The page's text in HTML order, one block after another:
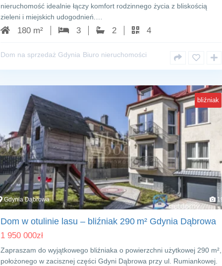
nieruchomość idealnie łączy komfort rodzinnego życia z bliskością
zieleni i miejskich udogodnień.…
180 m² 3 2 4
Dom na sprzedaż Gdynia Biuro nieruchomości
bliźniak
Gdynia Dąbrowa
Dom w otulinie lasu – bliźniak 290 m² Gdynia Dąbrowa
1 950 000zł
Zapraszam do wyjątkowego bliźniaka o powierzchni użytkowej 290 m²,
położonego w zacisznej części Gdyni Dąbrowa przy ul. Rumiankowej.